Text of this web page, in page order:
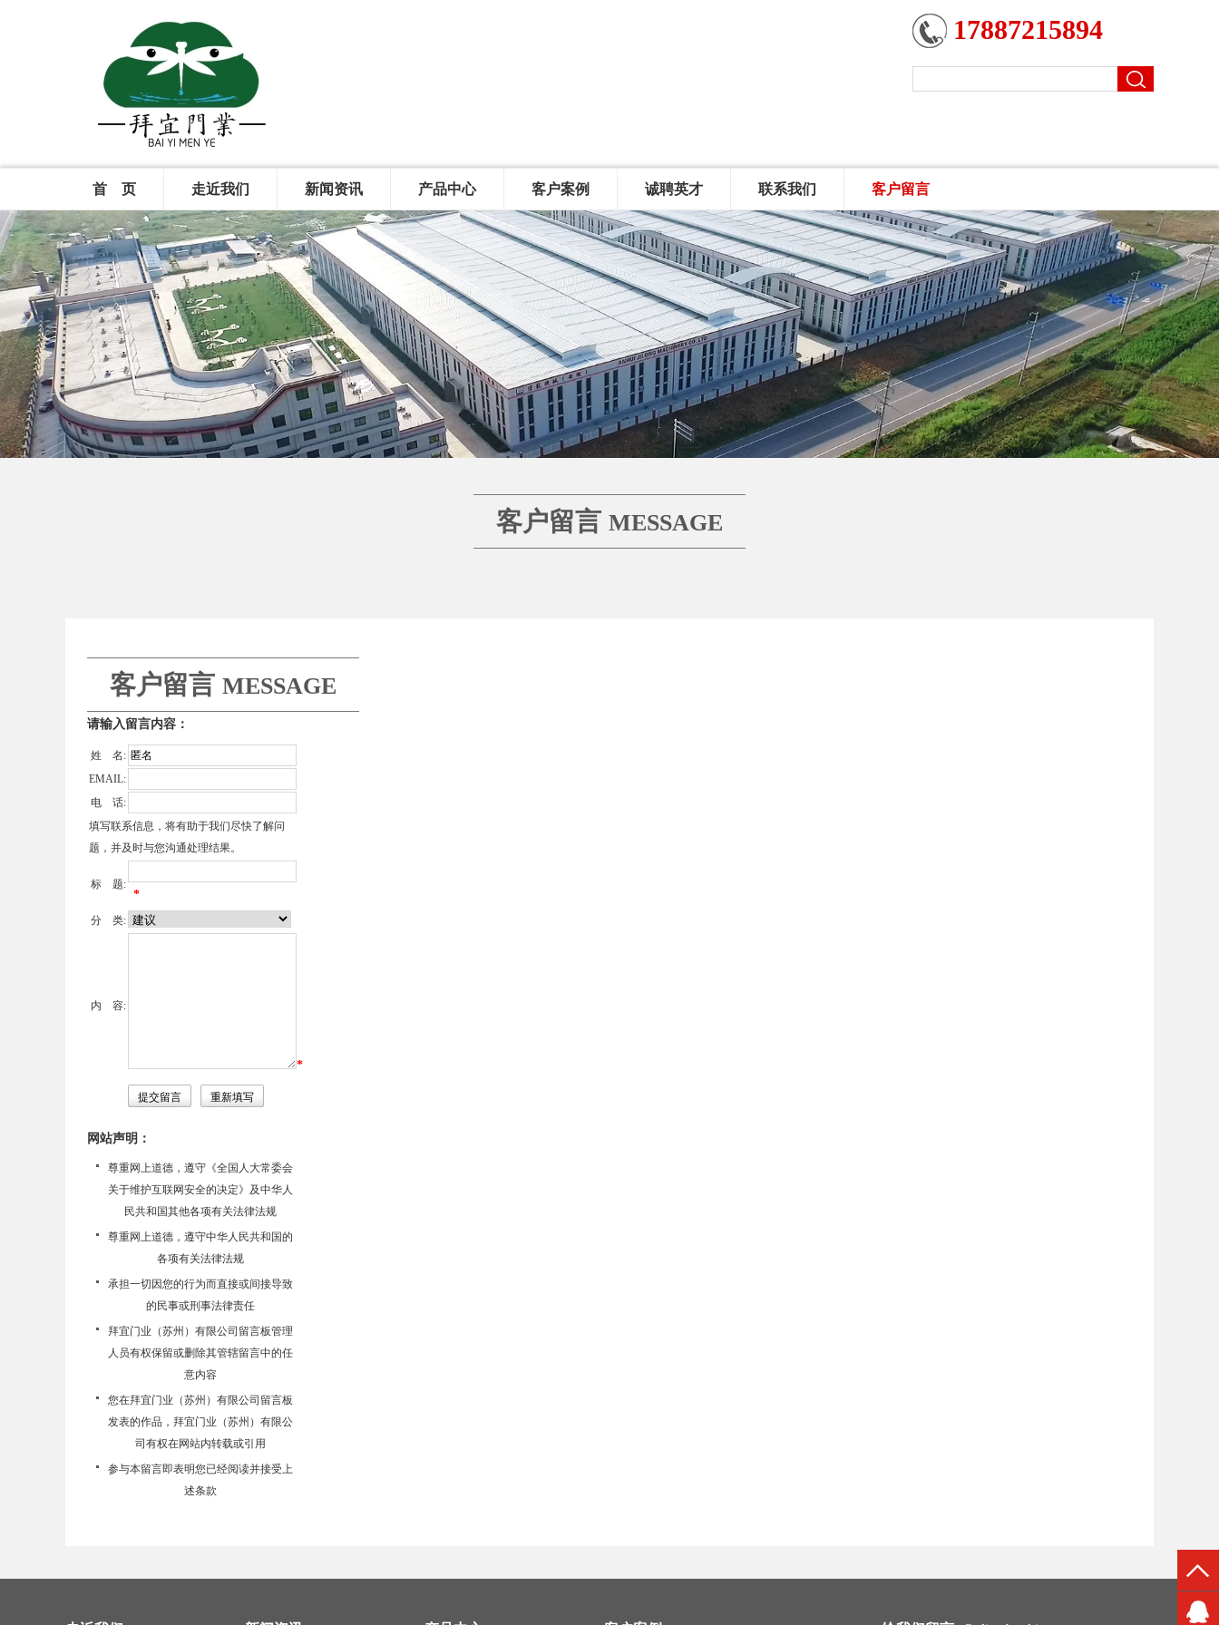
17887215894
首 页 走近我们 新闻资讯 产品中心 客户案例 诚聘英才 联系我们 客户留言
客户留言 MESSAGE
客户留言 MESSAGE
请输入留言内容：
姓 名:
EMAIL:
电 话:
填写联系信息，将有助于我们尽快了解问
题，并及时与您沟通处理结果。
标 题:
*
分 类:
内 容:
*
网站声明：
尊重网上道德，遵守《全国人大常委会
关于维护互联网安全的决定》及中华人
民共和国其他各项有关法律法规
尊重网上道德，遵守中华人民共和国的
各项有关法律法规
承担一切因您的行为而直接或间接导致
的民事或刑事法律责任
拜宜门业（苏州）有限公司留言板管理
人员有权保留或删除其管辖留言中的任
意内容
您在拜宜门业（苏州）有限公司留言板
发表的作品，拜宜门业（苏州）有限公
司有权在网站内转载或引用
参与本留言即表明您已经阅读并接受上
述条款